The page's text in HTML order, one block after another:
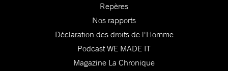
Repères
Nos rapports
Déclaration des droits de l'Homme
Podcast WE MADE IT
Magazine La Chronique